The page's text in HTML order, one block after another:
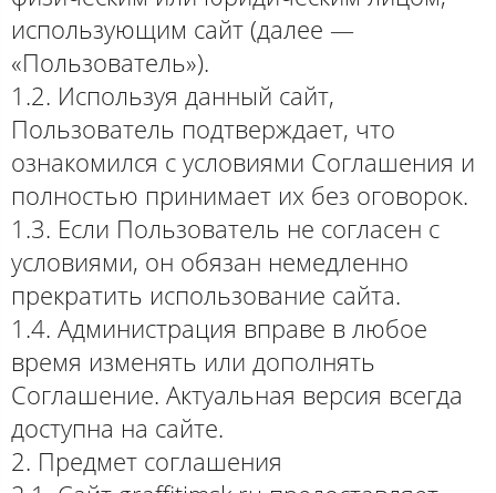
использующим сайт (далее —
«Пользователь»).
1.2. Используя данный сайт,
Пользователь подтверждает, что
ознакомился с условиями Соглашения и
полностью принимает их без оговорок.
1.3. Если Пользователь не согласен с
условиями, он обязан немедленно
прекратить использование сайта.
1.4. Администрация вправе в любое
время изменять или дополнять
Соглашение. Актуальная версия всегда
доступна на сайте.
2. Предмет соглашения